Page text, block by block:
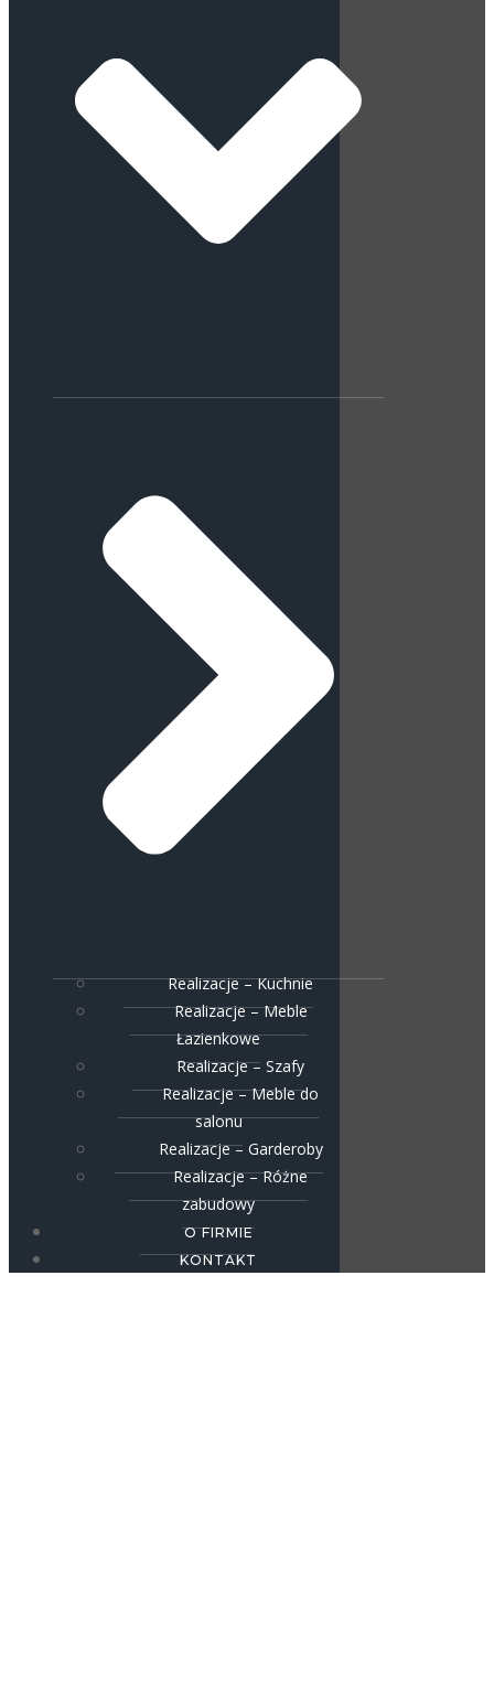
Realizacje – Kuchnie
Realizacje – Meble
Łazienkowe
Realizacje – Szafy
Realizacje – Meble do
salonu
Realizacje – Garderoby
Realizacje – Różne
zabudowy
O FIRMIE
KONTAKT